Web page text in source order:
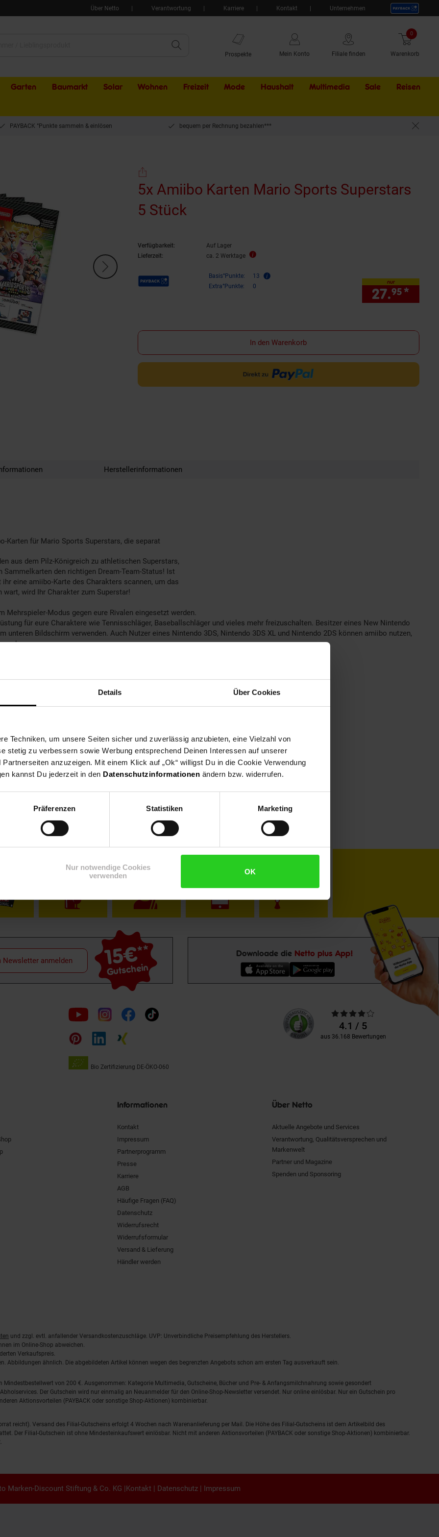
Details Über Cookies
Techniken, um unsere Seiten sicher und zuverlässig anzubieten, eine Vielzahl von
stetig zu verbessern sowie Werbung entsprechend Deinen Interessen auf unserer
anzuzeigen. Mit einem Klick auf „Ok“ willigst Du in die Cookie Verwendung
kannst Du jederzeit in den Datenschutzinformationen ändern bzw. widerrufen.
Präferenzen Statistiken Marketing
Nur notwendige Cookies
verwenden
OK
Über Netto Verantwortung Karriere Kontakt Unternehmen
Prospekte Mein Konto Filiale finden Warenkorb
0 Artikel
Garten Baumarkt Solar Wohnen Freizeit Mode Haushalt Multimedia Sale Externer
Reisen
PAYBACK °Punkte sammeln & einlösen bequem per Rechnung bezahlen***
5x Amiibo Karten Mario Sports Superstars
5 Stück
Verfügbarkeit:
Auf Lager
Lieferzeit:
ca. 2 Werktage
Payback Punkte Basis°Punkte:
13
Extra°Punkte:
0
nur
27.95 *
In den Warenkorb
Herstellerinformationen
Karten für Mario Sports Superstars, die separat
aus dem Pilz-Königreich zu athletischen Superstars,
den richtigen Dream-Team-Status! Ist
eine amiibo-Karte des Charakters scannen, um das
wird Ihr Charakter zum Superstar!
Modus gegen eure Rivalen eingesetzt werden.
für eure Charaktere wie Tennisschläger, Baseballschläger und vieles mehr freizuschalten. Besitzer eines New Nintendo
unteren Bildschirm verwenden. Auch Nutzer eines Nintendo 3DS, Nintendo 3DS XL und Nintendo 2DS können amiibo nutzen,
15€**
Gutschein
Newsletter anmelden
Downloade die Netto plus App!
Folge
uns
auf
Bio Zertifizierung DE-ÖKO-060
Unsere
Kundenbewertungen
Durchschnittliche
Bewertungen4.1 / 5
aus 36.168 Bewertungen
Informationen
Kontakt
Impressum
Partnerprogramm
Presse
Karriere
AGB
Häufige Fragen (FAQ)
Datenschutz
Widerrufsrecht
Widerrufsformular
Versand & Lieferung
Händler werden
Über Netto
Aktuelle Angebote und Services
Verantwortung, Qualitätsversprechen und
Markenwelt
Partner und Magazine
Spenden und Sponsoring
und zzgl. evtl. anfallender Versandkostenzuschläge. UVP: Unverbindliche Preisempfehlung des Herstellers.
im Online-Shop abweichen.
Verkaufspreis.
Abbildungen ähnlich. Die abgebildeten Artikel können wegen des begrenzten Angebots schon am ersten Tag ausverkauft sein.
von 200 €. Ausgenommen: Kategorie Multimedia, Gutscheine, Bücher und Pre- & Anfangsmilchnahrung sowie gesondert
Der Gutschein wird nur einmalig an Neuanmelder für den Online-Shop-Newsletter versendet. Nur online einlösbar. Nur ein Gutschein pro
Aktionsvorteilen (PAYBACK oder sonstige Shop-Aktionen) kombinierbar.
reicht). Versand des Filial-Gutscheins erfolgt 4 Wochen nach Warenanlieferung per Mail. Die Höhe des Filial-Gutscheins ist dem Artikelbild des
Der Filial-Gutschein ist ohne Mindesteinkaufswert einlösbar. Nicht mit anderen Aktionsvorteilen (PAYBACK oder sonstige Shop-Aktionen) kombinierbar.
Marken-Discount Stiftung & Co. KG |Kontakt | Datenschutz| Impressum